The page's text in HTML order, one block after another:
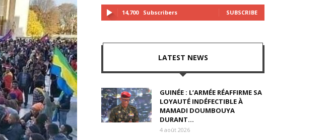
14,700 Subscribers SUBSCRIBE
LATEST NEWS
GUINÉE : L’ARMÉE RÉAFFIRME SA
LOYAUTÉ INDÉFECTIBLE À
MAMADI DOUMBOUYA
DURANT...
4 août 2026